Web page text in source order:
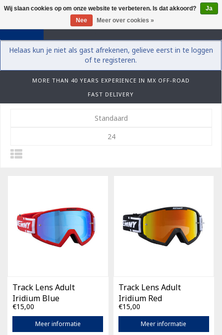
0
Helaas kun je niet als gast afrekenen, gelieve eerst in te loggen
of te registeren.
MORE THAN 40 YEARS EXPERIENCE IN MX OFF-ROAD
FAST DELIVERY
Standaard
24
Track Lens Adult
Iridium Blue
€15,00
Meer informatie
Track Lens Adult
Iridium Red
€15,00
Meer informatie
Wij slaan cookies op om onze website te verbeteren. Is dat akkoord?
Ja
Nee
Meer over cookies »